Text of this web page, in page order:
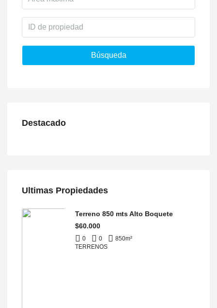
Búsqueda
Destacado
Ultimas Propiedades
Terreno 850 mts Alto Boquete
$60.000
0 0 850m²
TERRENOS